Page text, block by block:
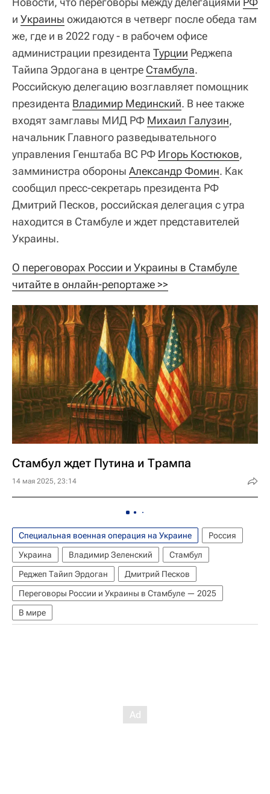
и Украины ожидаются в четверг после обеда там
же, где и в 2022 году - в рабочем офисе
администрации президента Турции Реджепа
Тайипа Эрдогана в центре Стамбула.
Российскую делегацию возглавляет помощник
президента Владимир Мединский. В нее также
входят замглавы МИД РФ Михаил Галузин,
начальник Главного разведывательного
управления Генштаба ВС РФ Игорь Костюков,
замминистра обороны Александр Фомин. Как
сообщил пресс-секретарь президента РФ
Дмитрий Песков, российская делегация с утра
находится в Стамбуле и ждет представителей
Украины.
О переговорах России и Украины в Стамбуле
читайте в онлайн-репортаже >>
Стамбул ждет Путина и Трампа
14 мая 2025, 23:14
Специальная военная операция на Украине
Россия
Украина
Владимир Зеленский
Стамбул
Реджеп Тайип Эрдоган
Дмитрий Песков
Переговоры России и Украины в Стамбуле — 2025
В мире